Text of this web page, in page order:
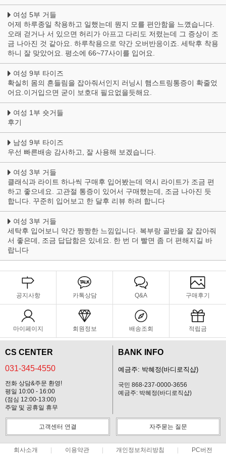
여성 5부 거들
어제 하루종일 착용하고 일했는데 뭔지 모를 편안함을 느꼈습니다.
오래 걷거나 서 있으면 허리가 아프고 다리도 저렸는데 그 증상이 조
금 나아진 것 같아요. 하루착용으로 약간 오버반응이죠. 세탁후 착용
하니 잘 맞았어요. 평소에 66~77사이를 입어요.
여성 9부 타이즈
확실히 몸의 흔들림을 잡아줘서인지 러닝시 햄스트링통증이 확줄었
어요.이거입으면 굳이 보호대 필요없을듯해요.
여성 1부 숏거들
후기
남성 9부 타이즈
우선 빠른배송 감사하고, 잘 사용해 보겠습니다.
여성 3부 거들
클래식과 라이트 하나씩 구매후 입어봤는데 역시 라이트가 조금 편
하고 좋으네요. 고관절 통증이 있어서 구매했는데, 조금 나아진 듯
합니다. 꾸준히 입어보고 한 달후 리뷰 하려 합니다
여성 3부 거들
세탁후 입어보니 약간 짱짱한 느낌입니다. 복부랑 골반을 잘 잡아줘
서 좋은데, 조금 답답함은 있네요. 한 번 더 빨면 좀 더 편해지길 바
랍니다
공지사항 카톡상담 Q&A 구매후기
마이페이지 회원정보 배송조회 적립금
CS CENTER
031-345-4550
전화 상담&주문 환영!
평일 10:00 - 16:00
(점심 12:00-13:00)
주말 및 공휴일 휴무
BANK INFO
예금주: 박혜정(바디로직샵)
국민 868-237-0000-3656
예금주: 박혜정(바디로직샵)
고객센터 연결 자주묻는 질문
회사소개 이용약관 개인정보처리방침 PC버전